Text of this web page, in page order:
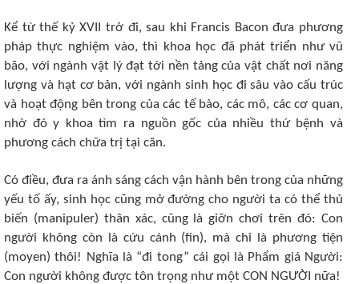
Kể từ thế kỷ XVII trở đi, sau khi Francis Bacon đưa phương
pháp thực nghiệm vào, thì khoa học đã phát triển như vũ
bão, với ngành vật lý đạt tới nền tảng của vật chất nơi năng
lượng và hạt cơ bản, với ngành sinh học đi sâu vào cấu trúc
và hoạt động bên trong của các tế bào, các mô, các cơ quan,
nhờ đó y khoa tìm ra nguồn gốc của nhiều thứ bệnh và
phương cách chữa trị tại căn.
Có điều, đưa ra ánh sáng cách vận hành bên trong của những
yếu tố ấy, sinh học cũng mở đường cho người ta có thể thủ
biến (manipuler) thân xác, cũng là giỡn chơi trên đó: Con
người không còn là cứu cánh (fin), mà chỉ là phương tiện
(moyen) thôi! Nghĩa là “đi tong” cái gọi là Phẩm giá Người:
Con người không được tôn trọng như một CON NGƯỜI nữa!